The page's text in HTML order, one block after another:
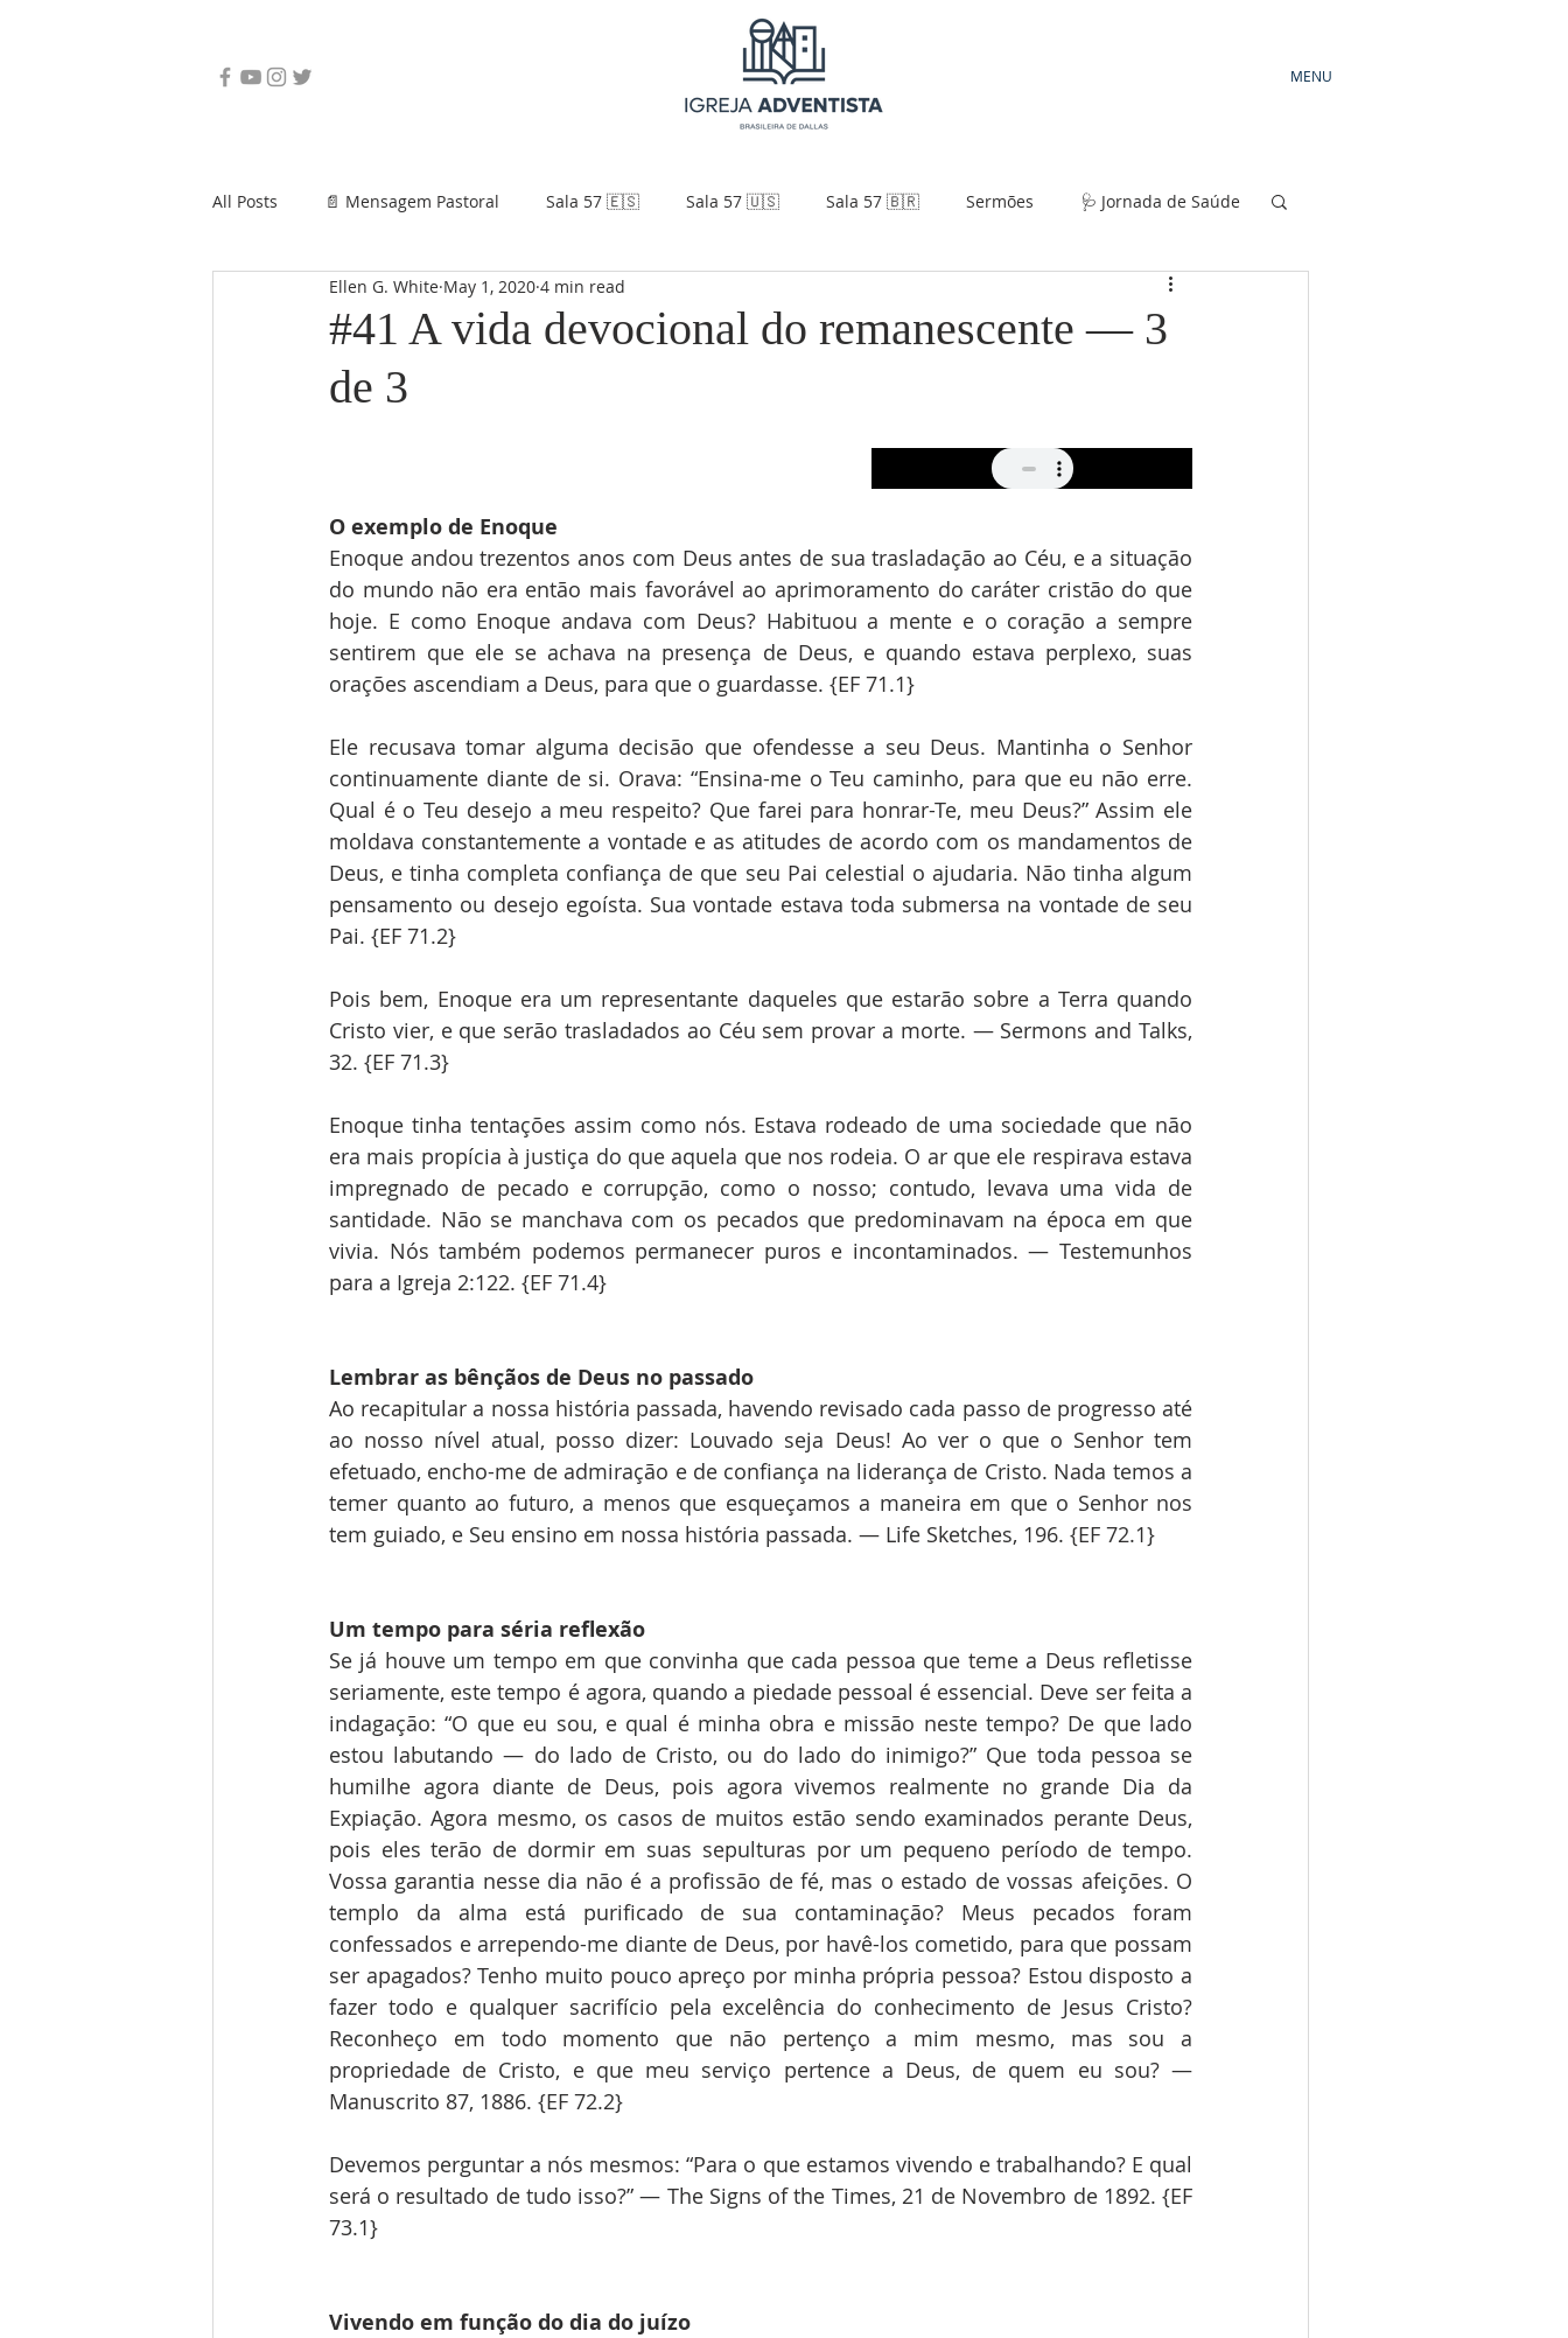
MENU
All Posts 📄 Mensagem Pastoral Sala 57 🇪🇸 Sala 57 🇺🇸 Sala 57 🇧🇷 Sermões 🩺 Jornada de Saúde
#41 A vida devocional do remanescente — 3
de 3
Ellen G. White May 1, 2020 4 min read
O exemplo de Enoque
Enoque andou trezentos anos com Deus antes de sua trasladação ao Céu, e a situação
do mundo não era então mais favorável ao aprimoramento do caráter cristão do que
hoje. E como Enoque andava com Deus? Habituou a mente e o coração a sempre
sentirem que ele se achava na presença de Deus, e quando estava perplexo, suas
orações ascendiam a Deus, para que o guardasse. {EF 71.1}
Ele recusava tomar alguma decisão que ofendesse a seu Deus. Mantinha o Senhor
continuamente diante de si. Orava: “Ensina-me o Teu caminho, para que eu não erre.
Qual é o Teu desejo a meu respeito? Que farei para honrar-Te, meu Deus?” Assim ele
moldava constantemente a vontade e as atitudes de acordo com os mandamentos de
Deus, e tinha completa confiança de que seu Pai celestial o ajudaria. Não tinha algum
pensamento ou desejo egoísta. Sua vontade estava toda submersa na vontade de seu
Pai. {EF 71.2}
Pois bem, Enoque era um representante daqueles que estarão sobre a Terra quando
Cristo vier, e que serão trasladados ao Céu sem provar a morte. — Sermons and Talks,
32. {EF 71.3}
Enoque tinha tentações assim como nós. Estava rodeado de uma sociedade que não
era mais propícia à justiça do que aquela que nos rodeia. O ar que ele respirava estava
impregnado de pecado e corrupção, como o nosso; contudo, levava uma vida de
santidade. Não se manchava com os pecados que predominavam na época em que
vivia. Nós também podemos permanecer puros e incontaminados. — Testemunhos
para a Igreja 2:122. {EF 71.4}
Lembrar as bênçãos de Deus no passado
Ao recapitular a nossa história passada, havendo revisado cada passo de progresso até
ao nosso nível atual, posso dizer: Louvado seja Deus! Ao ver o que o Senhor tem
efetuado, encho-me de admiração e de confiança na liderança de Cristo. Nada temos a
temer quanto ao futuro, a menos que esqueçamos a maneira em que o Senhor nos
tem guiado, e Seu ensino em nossa história passada. — Life Sketches, 196. {EF 72.1}
Um tempo para séria reflexão
Se já houve um tempo em que convinha que cada pessoa que teme a Deus refletisse
seriamente, este tempo é agora, quando a piedade pessoal é essencial. Deve ser feita a
indagação: “O que eu sou, e qual é minha obra e missão neste tempo? De que lado
estou labutando — do lado de Cristo, ou do lado do inimigo?” Que toda pessoa se
humilhe agora diante de Deus, pois agora vivemos realmente no grande Dia da
Expiação. Agora mesmo, os casos de muitos estão sendo examinados perante Deus,
pois eles terão de dormir em suas sepulturas por um pequeno período de tempo.
Vossa garantia nesse dia não é a profissão de fé, mas o estado de vossas afeições. O
templo da alma está purificado de sua contaminação? Meus pecados foram
confessados e arrependo-me diante de Deus, por havê-los cometido, para que possam
ser apagados? Tenho muito pouco apreço por minha própria pessoa? Estou disposto a
fazer todo e qualquer sacrifício pela excelência do conhecimento de Jesus Cristo?
Reconheço em todo momento que não pertenço a mim mesmo, mas sou a
propriedade de Cristo, e que meu serviço pertence a Deus, de quem eu sou? —
Manuscrito 87, 1886. {EF 72.2}
Devemos perguntar a nós mesmos: “Para o que estamos vivendo e trabalhando? E qual
será o resultado de tudo isso?” — The Signs of the Times, 21 de Novembro de 1892. {EF
73.1}
Vivendo em função do dia do juízo